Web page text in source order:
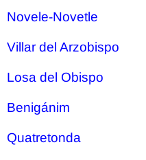
Novele-Novetle
Villar del Arzobispo
Losa del Obispo
Benigánim
Quatretonda